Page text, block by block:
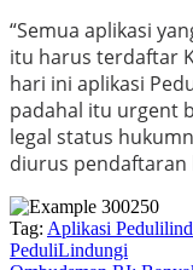
“Semua aplikasi
itu harus terdaftar
hari ini aplikasi
padahal itu urgent
legal status
diurus pendaftaran
Tag: Aplikasi
PeduliLindungi